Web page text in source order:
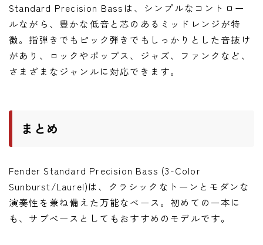
Standard Precision Bassは、シンプルなコントロー
ルながら、豊かな低音と芯のあるミッドレンジが特
徴。指弾きでもピック弾きでもしっかりとした音抜け
があり、ロックやポップス、ジャズ、ファンクなど、
さまざまなジャンルに対応できます。
まとめ
Fender Standard Precision Bass (3-Color
Sunburst/Laurel)は、クラシックなトーンとモダンな
演奏性を兼ね備えた万能なベース。初めての一本に
も、サブベースとしてもおすすめのモデルです。